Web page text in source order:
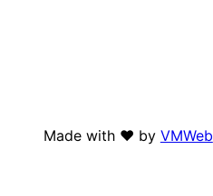
Made with ❤️ by VMWeb